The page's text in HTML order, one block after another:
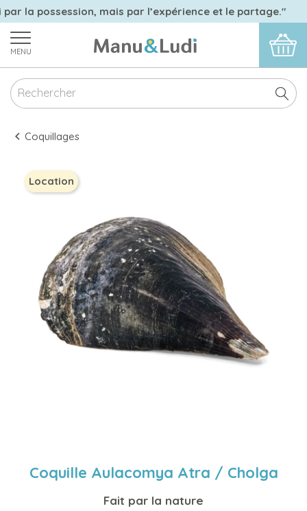
la possession, mais par l’expérience et le partage."
MENU
Coquillages
Location
Coquille Aulacomya Atra / Cholga
Fait par la nature